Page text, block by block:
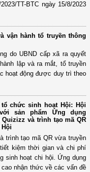
TT-BTC ngày 15/8/2023
vận hành tổ truyền thông
do UBND cấp xã ra quyết
lập và ra mắt, tổ truyền
hoạt động được duy trì theo
chức sinh hoạt Hội: Hội
sản phẩm Ứng dụng
và trình tạo mã QR
trình tạo mã QR vừa truyền
kiệm thời gian và chi phí
sinh hoạt chi hội. Ứng dụng
nhận thức về các vấn đề